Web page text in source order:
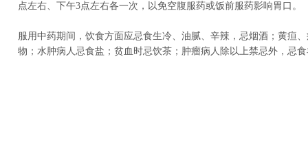
点左右、下午3点左右各一次，以免空腹服药或饭前服药影响胃口。
服用中药期间，饮食方面应忌食生冷、油腻、辛辣，忌烟酒；黄疸
物；水肿病人忌食盐；贫血时忌饮茶；肿瘤病人除以上禁忌外，忌